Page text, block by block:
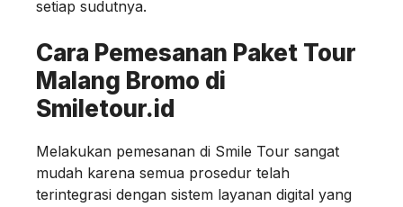
setiap sudutnya.
Cara Pemesanan Paket Tour
Malang Bromo di
Smiletour.id
Melakukan pemesanan di Smile Tour sangat
mudah karena semua prosedur telah
terintegrasi dengan sistem layanan digital yang